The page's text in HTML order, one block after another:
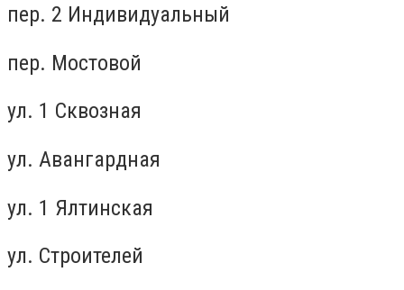
пер. 2 Индивидуальный
пер. Мостовой
ул. 1 Сквозная
ул. Авангардная
ул. 1 Ялтинская
ул. Строителей